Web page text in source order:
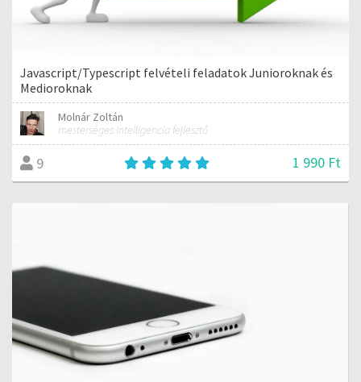
Javascript/Typescript felvételi feladatok Junioroknak és
Medioroknak
Molnár Zoltán
mesterséges intelligencia fejlesztő
9 1 990 Ft